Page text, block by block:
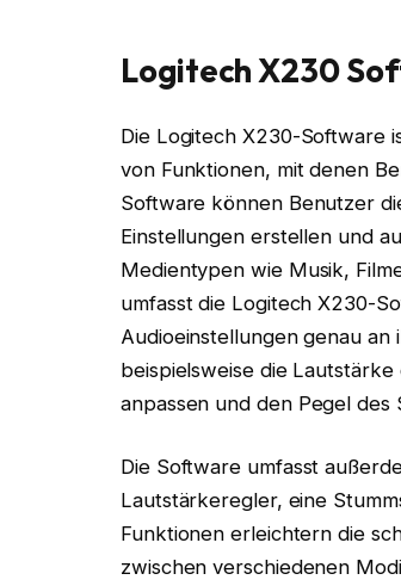
Logitech X230
Die Logitech X230-Software
von Funktionen, mit denen
Software können Benutzer
Einstellungen erstellen und
Medientypen wie Musik,
umfasst die Logitech X230-
Audioeinstellungen genau
beispielsweise die
anpassen und den Pegel
Die Software umfasst
Lautstärkeregler, eine
Funktionen erleichtern die
zwischen verschiedenen